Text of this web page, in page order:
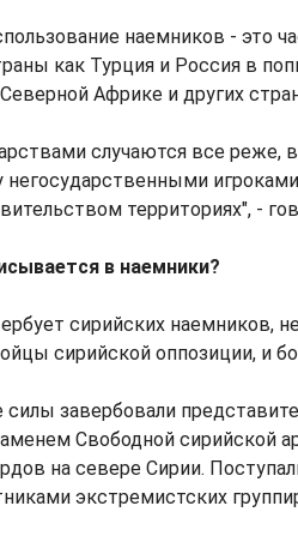
наемников - это
как Турция и Россия в
Африке и других
случаются все реже,
территориях", -
в наемники?
сирийских наемников,
сирийской оппозиции, и
силы завербовали
Свободной сирийской
на севере Сирии.
экстремистских